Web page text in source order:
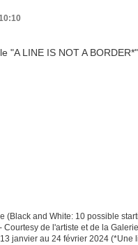
(Black and White: 10 possible
Courtesy de l'artiste et de la
janvier au 24 février 2024 (*Une